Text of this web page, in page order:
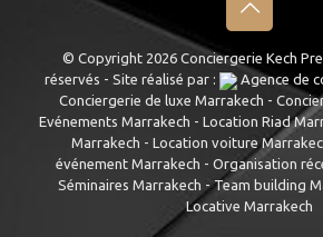
© Copyright 2026 Conciergerie Kech
réservés - Site réalisé par :
Agence de
Conciergerie de luxe Marrakech -
Evénements Marrakech - Location Riad
Marrakech - Location voiture
événement Marrakech - Organisation
Séminaires Marrakech -Team building
Locative Marrakech